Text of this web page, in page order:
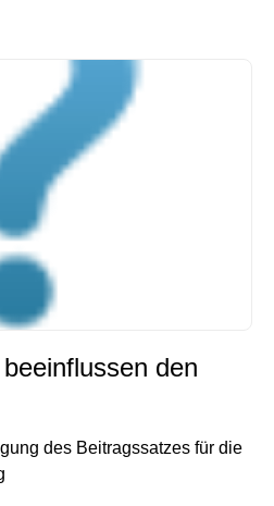
den
des Beitragssatzes für die